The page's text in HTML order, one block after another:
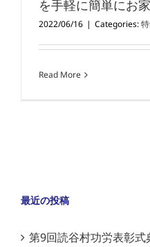
を手軽に簡単にお家
2022/06/16 | Categories:
Read More
最近の投稿
第9回読谷村功労表彰